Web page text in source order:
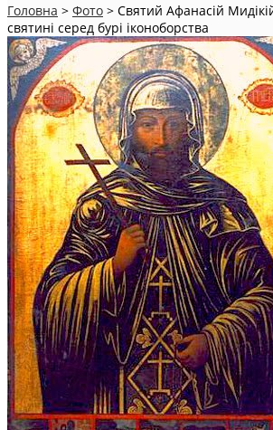
Головна > Фото > Святий Афанасій
святині серед бурі іконоборства